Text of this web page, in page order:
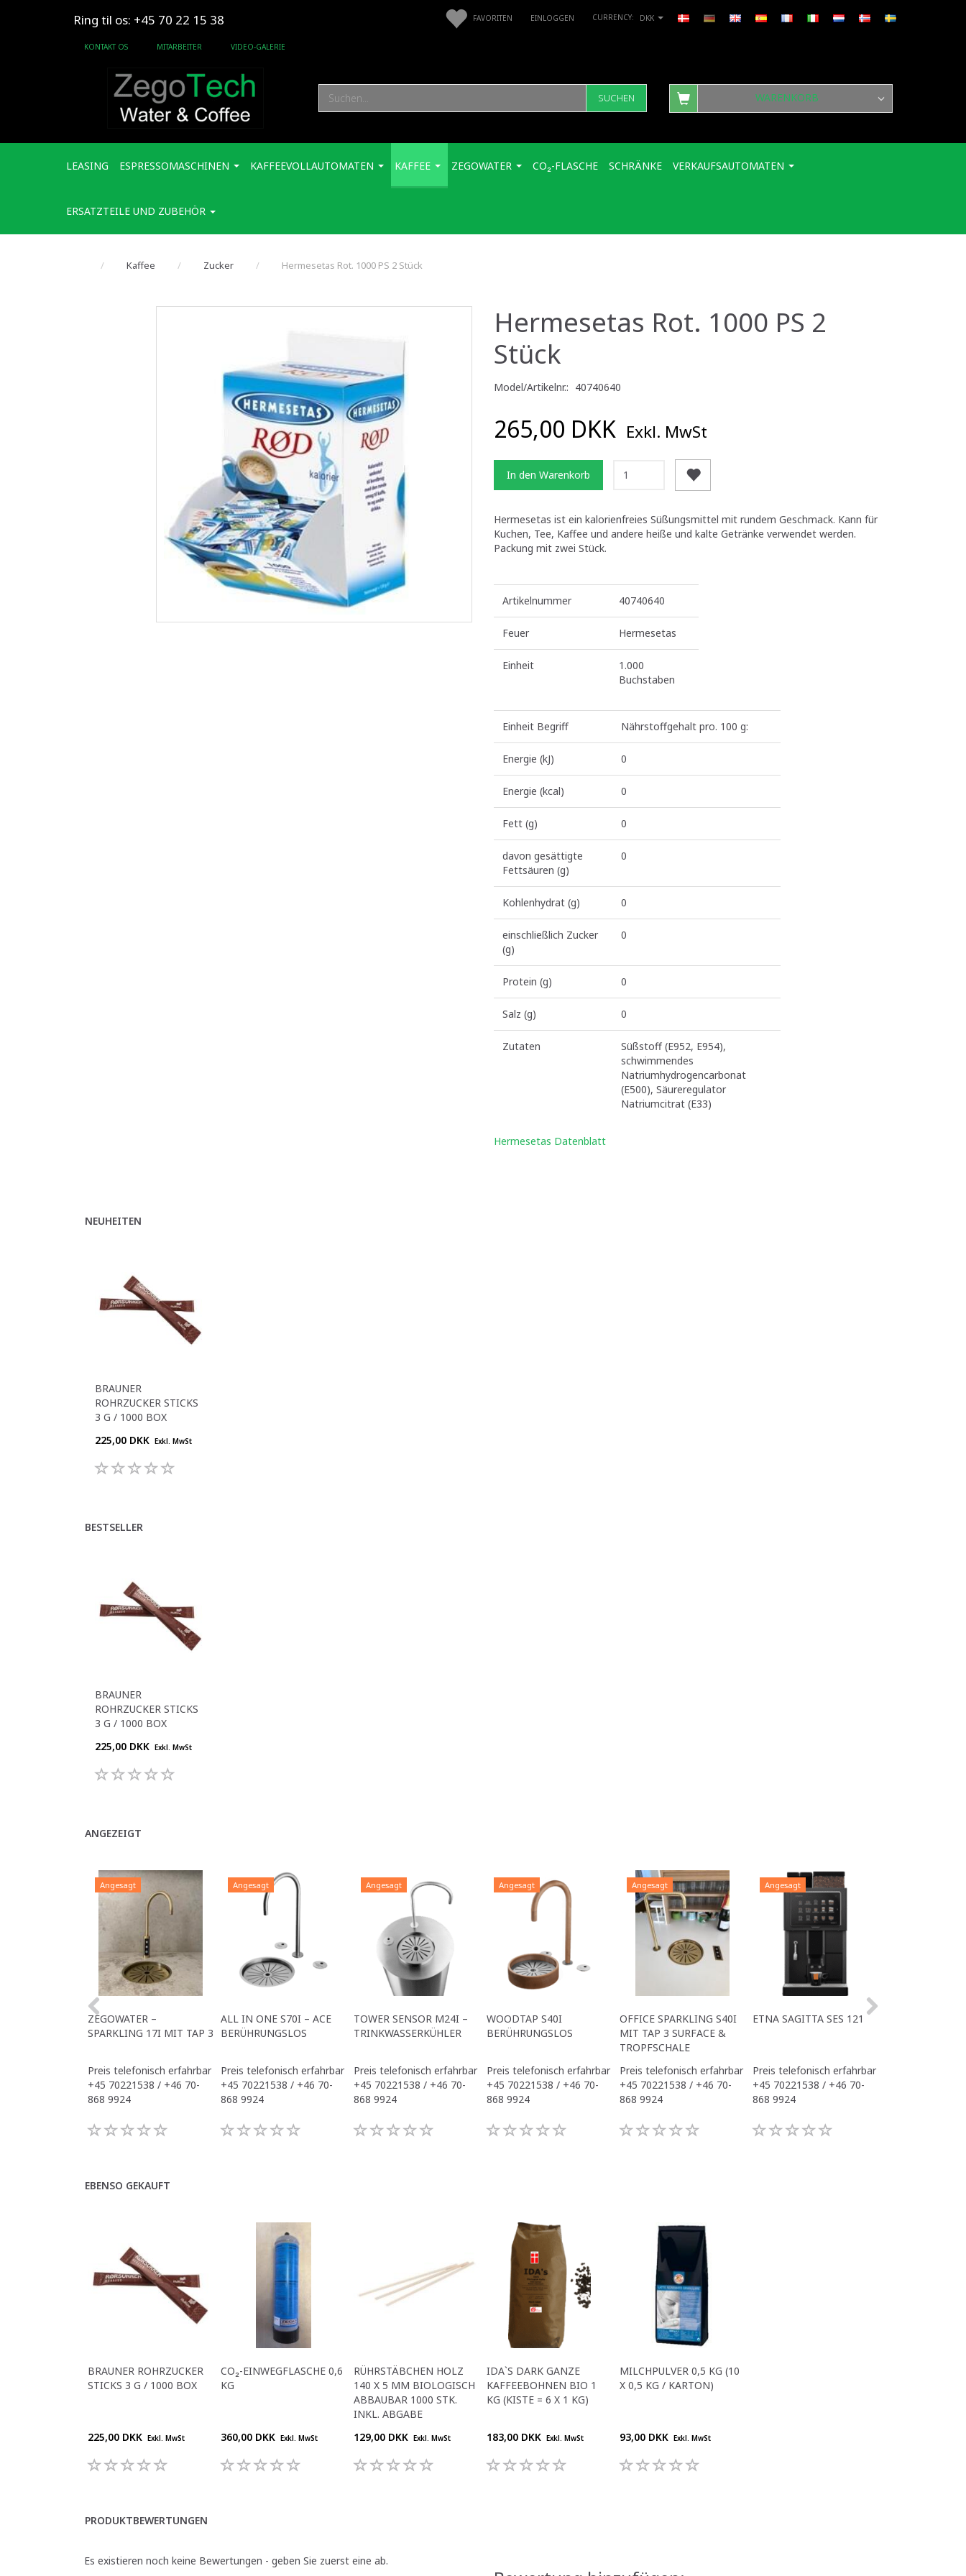
DKK
FAVORITEN EINLOGGEN
Ring til os: +45 70 22 15 38
KONTAKT OS MITARBEITER VIDEO-GALERIE
SUCHEN WARENKORB
LEASING ESPRESSOMASCHINEN KAFFEEVOLLAUTOMATEN KAFFEE ZEGOWATER CO₂-FLASCHE SCHRÄNKE VERKAUFSAUTOMATEN
ERSATZTEILE UND ZUBEHÖR
Kaffee Zucker Hermesetas Rot. 1000 PS 2 Stück
Hermesetas Rot. 1000 PS 2
Stück
Model/Artikelnr.: 40740640
265,00 DKK Exkl. MwSt
In den Warenkorb
Hermesetas ist ein kalorienfreies Süßungsmittel mit rundem Geschmack. Kann für
Kuchen, Tee, Kaffee und andere heiße und kalte Getränke verwendet werden.
Packung mit zwei Stück.
Artikelnummer 40740640
Feuer Hermesetas
Einheit
1.000
Buchstaben
Einheit Begriff Nährstoffgehalt pro. 100 g:
Energie (kJ) 0
Energie (kcal) 0
Fett (g) 0
davon gesättigte
Fettsäuren (g)
0
Kohlenhydrat (g) 0
einschließlich Zucker
(g)
0
Protein (g) 0
Salz (g) 0
Zutaten
Süßstoff (E952, E954),
schwimmendes
Natriumhydrogencarbonat
(E500), Säureregulator
Natriumcitrat (E33)
Hermesetas Datenblatt
NEUHEITEN
BRAUNER
ROHRZUCKER STICKS
3 G / 1000 BOX
225,00 DKK Exkl. MwSt
BESTSELLER
BRAUNER
ROHRZUCKER STICKS
3 G / 1000 BOX
225,00 DKK Exkl. MwSt
ANGEZEIGT
Angesagt
ZEGOWATER –
SPARKLING 17I MIT TAP 3
Preis telefonisch erfahrbar
+45 70221538 / +46 70-
868 9924
Angesagt
ALL IN ONE S70I – ACE
BERÜHRUNGSLOS
Preis telefonisch erfahrbar
+45 70221538 / +46 70-
868 9924
Angesagt
TOWER SENSOR M24I –
TRINKWASSERKÜHLER
Preis telefonisch erfahrbar
+45 70221538 / +46 70-
868 9924
Angesagt
WOODTAP S40I
BERÜHRUNGSLOS
Preis telefonisch erfahrbar
+45 70221538 / +46 70-
868 9924
Angesagt
OFFICE SPARKLING S40I
MIT TAP 3 SURFACE &
TROPFSCHALE
Preis telefonisch erfahrbar
+45 70221538 / +46 70-
868 9924
Angesagt
ETNA SAGITTA SES 121
Preis telefonisch erfahrbar
+45 70221538 / +46 70-
868 9924
EBENSO GEKAUFT
BRAUNER ROHRZUCKER
STICKS 3 G / 1000 BOX
225,00 DKK Exkl. MwSt
CO₂-EINWEGFLASCHE 0,6
KG
360,00 DKK Exkl. MwSt
RÜHRSTÄBCHEN HOLZ
140 X 5 MM BIOLOGISCH
ABBAUBAR 1000 STK.
INKL. ABGABE
129,00 DKK Exkl. MwSt
IDA`S DARK GANZE
KAFFEEBOHNEN BIO 1
KG (KISTE = 6 X 1 KG)
183,00 DKK Exkl. MwSt
MILCHPULVER 0,5 KG (10
X 0,5 KG / KARTON)
93,00 DKK Exkl. MwSt
PRODUKTBEWERTUNGEN
Es existieren noch keine Bewertungen - geben Sie zuerst eine ab.